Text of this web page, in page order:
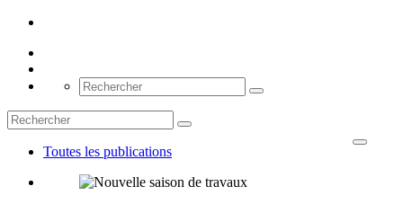
Toutes les publications